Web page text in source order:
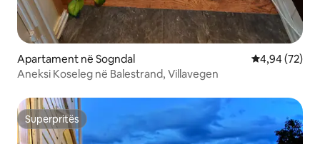
Apartament në Sogndal Vlerësimi
4,94 (72)
Aneksi Koseleg në Balestrand, Villavegen
Superpritës
Superpritës